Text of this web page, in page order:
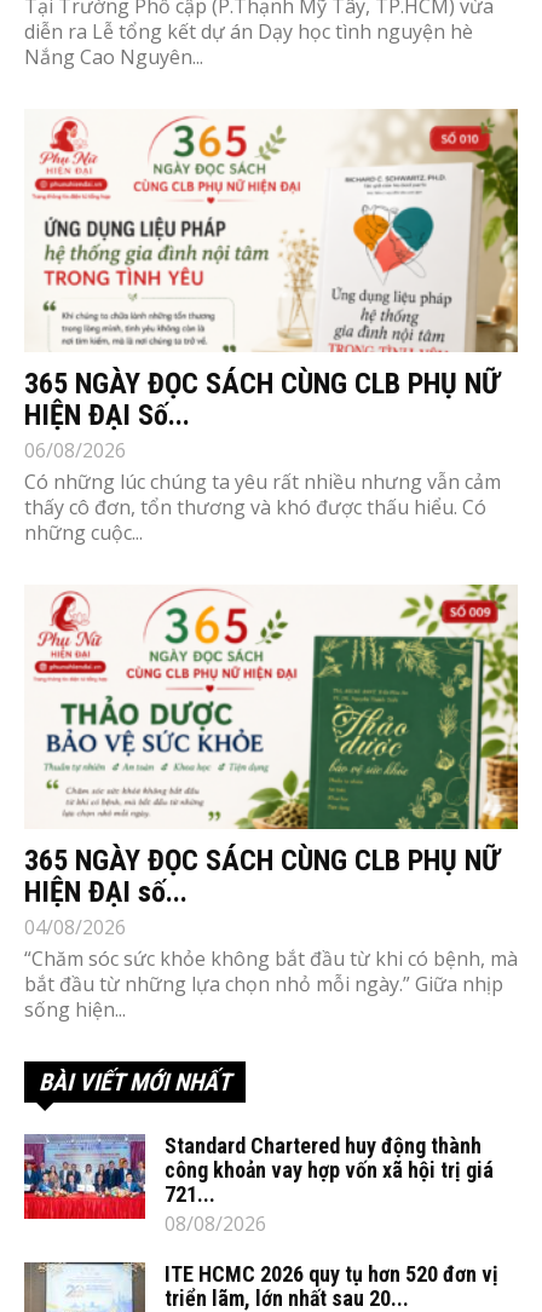
Tại Trường Phổ cập (P.Thạnh Mỹ Tây, TP.HCM) vừa
diễn ra Lễ tổng kết dự án Dạy học tình nguyện hè
Nắng Cao Nguyên...
365 NGÀY ĐỌC SÁCH CÙNG CLB PHỤ NỮ
HIỆN ĐẠI Số...
06/08/2026
Có những lúc chúng ta yêu rất nhiều nhưng vẫn cảm
thấy cô đơn, tổn thương và khó được thấu hiểu. Có
những cuộc...
365 NGÀY ĐỌC SÁCH CÙNG CLB PHỤ NỮ
HIỆN ĐẠI số...
04/08/2026
“Chăm sóc sức khỏe không bắt đầu từ khi có bệnh, mà
bắt đầu từ những lựa chọn nhỏ mỗi ngày.” Giữa nhịp
sống hiện...
BÀI VIẾT MỚI NHẤT
Standard Chartered huy động thành
công khoản vay hợp vốn xã hội trị giá
721...
08/08/2026
ITE HCMC 2026 quy tụ hơn 520 đơn vị
triển lãm, lớn nhất sau 20...